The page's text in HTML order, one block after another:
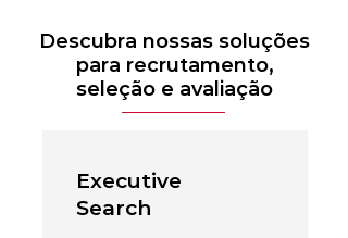
Descubra nossas soluções
para recrutamento,
seleção e avaliação
Executive
Search